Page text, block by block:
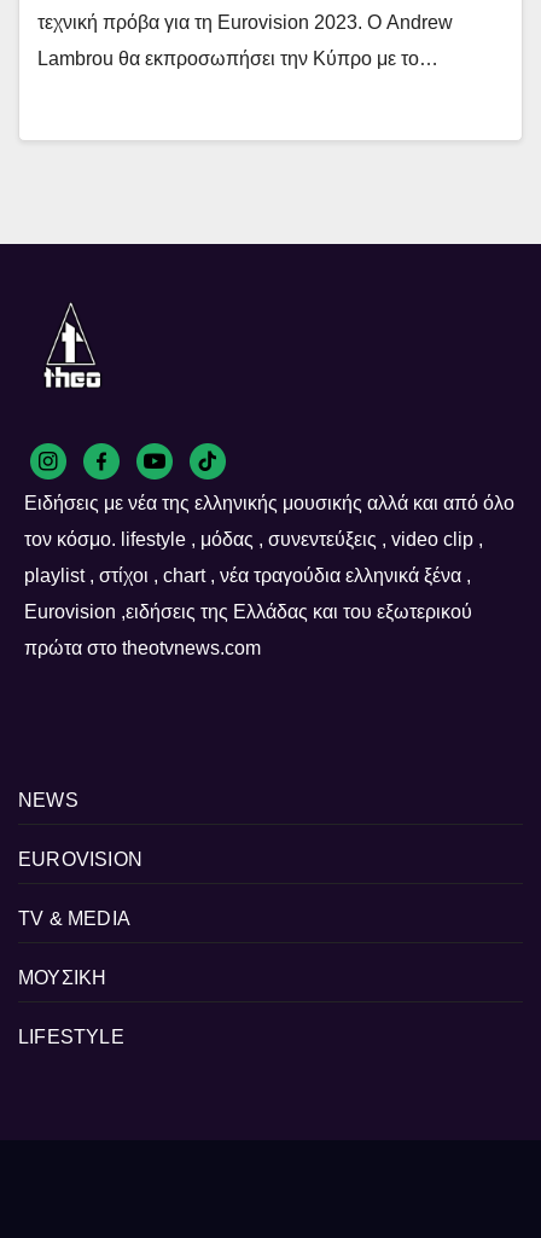
τεχνική πρόβα για τη Eurovision 2023. Ο Andrew
Lambrou θα εκπροσωπήσει την Κύπρο με το…
Ειδήσεις με νέα της ελληνικής μουσικής αλλά και από όλο
τον κόσμο. lifestyle , μόδας , συνεντεύξεις , video clip ,
playlist , στίχοι , chart , νέα τραγούδια ελληνικά ξένα ,
Eurovision ,ειδήσεις της Ελλάδας και του εξωτερικού
πρώτα στο theotvnews.com
NEWS
EUROVISION
TV & MEDIA
ΜΟΥΣΙΚΗ
LIFESTYLE